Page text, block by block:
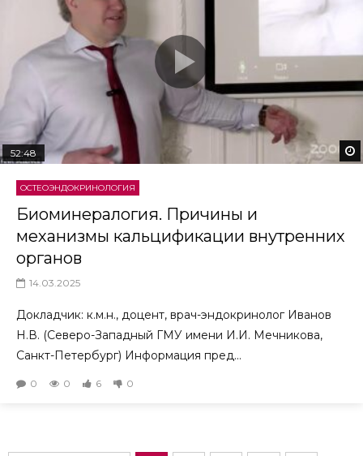
52:48
ОСТЕОЭНДОКРИНОЛОГИЯ
Биоминералогия. Причины и
механизмы кальцификации внутренних
органов
14.03.2025
Докладчик: к.м.н., доцент, врач-эндокринолог Иванов
Н.В. (Северо-Западный ГМУ имени И.И. Мечникова,
Санкт-Петербург) Информация пред...
0 0 6 0